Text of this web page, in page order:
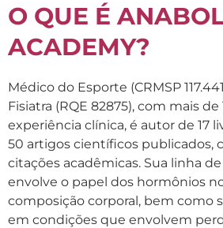
O QUE É
ACADEMY?
Médico do Esporte (CRMSP
Fisiatra (RQE 82875), com mais de
experiência clínica, é autor de 17
50 artigos científicos publicados,
citações acadêmicas. Sua linha
envolve o papel dos hormônios
composição corporal, bem como
em condições que envolvem